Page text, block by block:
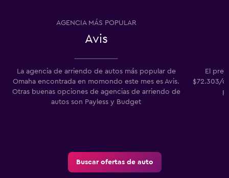
AGENCIA MÁS POPULAR
Avis
La agencia de arriendo de autos más popular de
Omaha encontrada en momondo este mes es Avis.
Otras buenas opciones de agencias de arriendo de
autos son Payless y Budget
El
$72.303/
Buscar ofertas de auto